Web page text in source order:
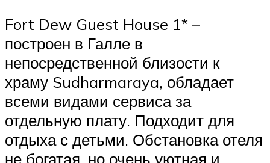
Fort Dew Guest House 1* –
построен в Галле в
непосредственной близости к
храму Sudharmaraya, обладает
всеми видами сервиса за
отдельную плату. Подходит для
отдыха с детьми. Обстановка отеля
не богатая, но очень уютная и